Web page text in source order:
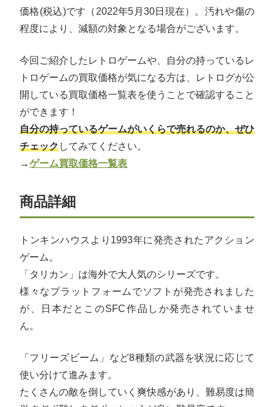
価格(税込)です（2022年5月30日現在）。汚れや傷の
程度により、減額の対象となる場合がございます。
今回ご紹介したレトロゲームや、自分の持っているレ
トロゲームの買取価格が気になる方は、レトログが公
開している買取価格一覧表を使うことで確認すること
ができます！
自分の持っているゲームがいくらで売れるのか、ぜひ
チェックしてみてください。
→ゲーム買取価格一覧表
商品詳細
トンキンハウスより1993年に発売されたアクション
ゲーム。
「タリカン」は海外で大人気のシリーズです。
様々なプラットフォームでソフトが発売されました
が、日本だとこのSFC作品しか発売されていませ
ん。
「フリーズビーム」など8種類の武器を状況に応じて
使い分けて進みます。
たくさんの敵を倒していく爽快感があり、難易度は簡